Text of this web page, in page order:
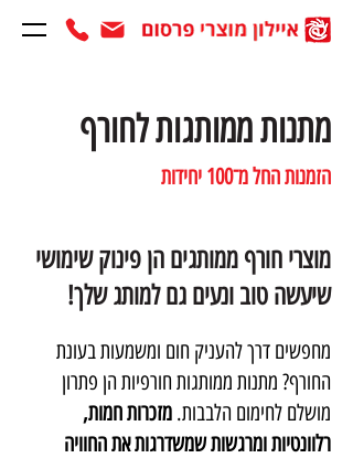
מתנות ממותגות לחורף
הזמנות החל מ־100 יחידות
מוצרי חורף ממותגים הן פינוק שימושי
שיעשה טוב ונעים גם למותג שלך!
מחפשים דרך להעניק חום ומשמעות בעונת
החורף? מתנות ממותגות חורפיות הן פתרון
מושלם לחימום הלבבות. מזכרות חמות,
רלוונטיות ומרגשות שמשדרגות את החוויה